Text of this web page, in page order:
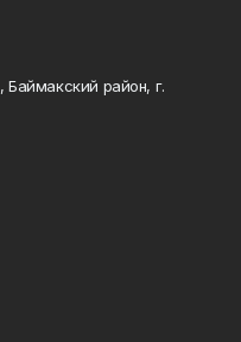
Баймакский район, г.